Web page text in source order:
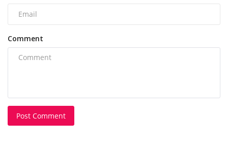
Comment
Post Comment